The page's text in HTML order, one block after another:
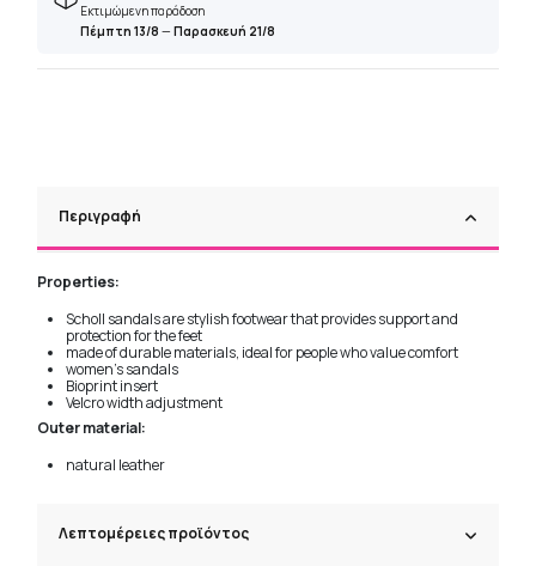
Εκτιμώμενη παράδοση
Πέμπτη 13/8 —Παρασκευή 21/8
Περιγραφή
Properties:
Scholl sandals are stylish footwear that provides support and
protection for the feet
made of durable materials, ideal for people who value comfort
women's sandals
Bioprint insert
Velcro width adjustment
Outer material:
natural leather
Λεπτομέρειες προϊόντος